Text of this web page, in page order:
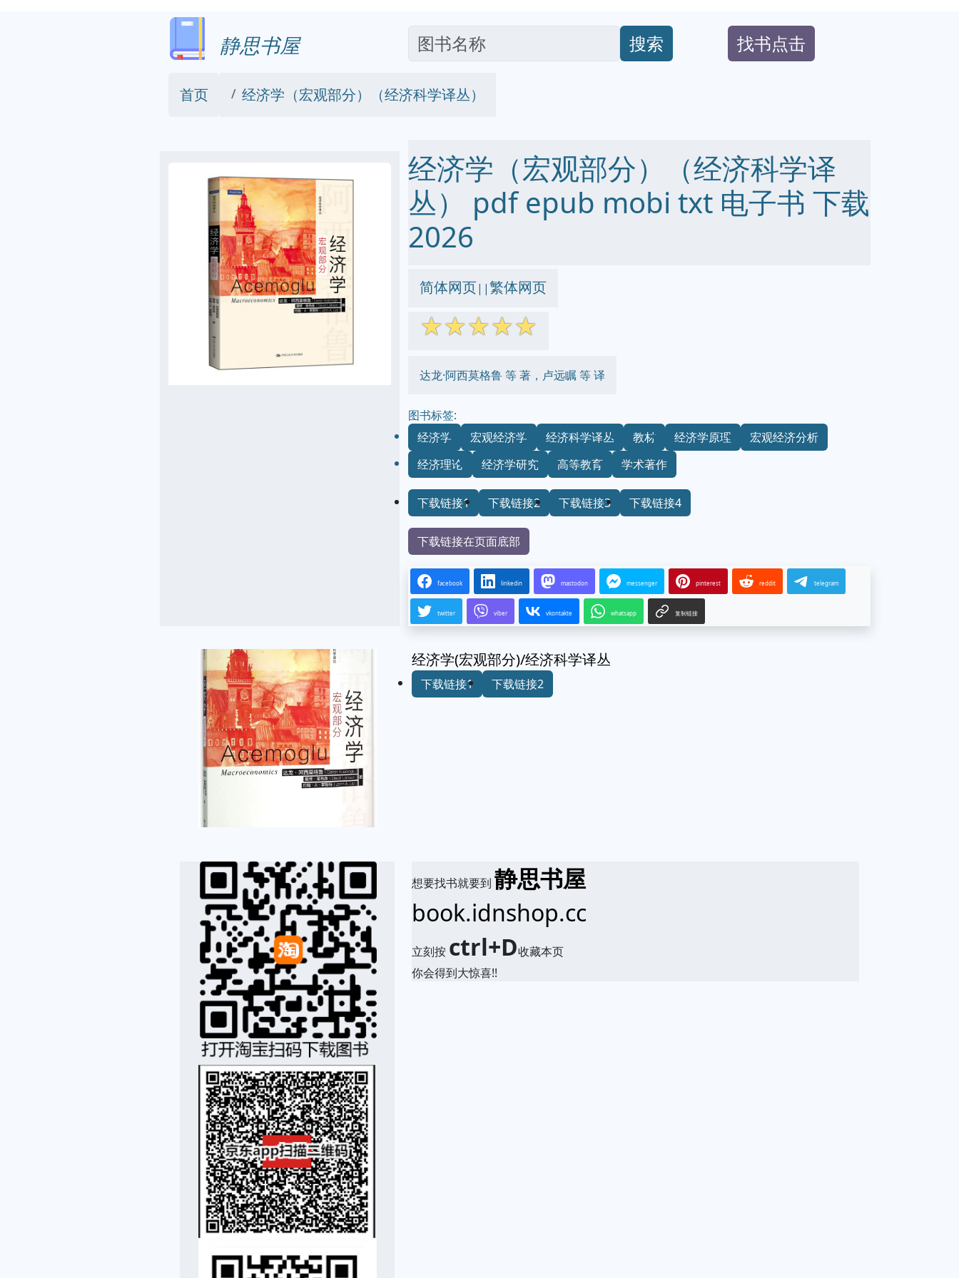
静思书屋 搜索 找书点击
首页 经济学（宏观部分）（经济科学译丛）
经济学（宏观部分）（经济科学译
丛） pdf epub mobi txt 电子书 下载
2026
简体网页||繁体网页
☆☆☆☆☆
达龙·阿西莫格鲁 等 著，卢远瞩 等 译
图书标签:
经济学
宏观经济学 经济科学译丛 教材 经济学原理
宏观经济分析
经济理论
经济学研究 高等教育 学术著作
下载链接1 下载链接2 下载链接3 下载链接4
下载链接在页面底部
facebook linkedin mastodon messenger pinterest reddit telegram
twitter viber vkontakte whatsapp 复制链接
经济学(宏观部分)/经济科学译丛
下载链接1 下载链接2
想要找书就要到静思书屋
book.idnshop.cc
立刻按 ctrl+D收藏本页
你会得到大惊喜!!